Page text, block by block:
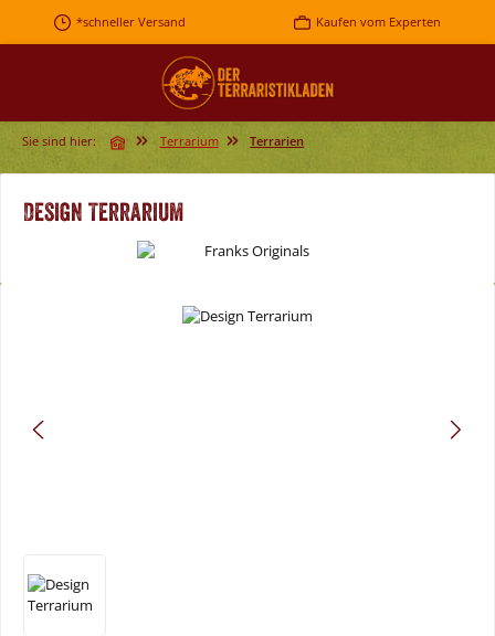
Zum Hauptinhalt springen
*schneller Versand Kaufen vom Experten
Sie sind hier: Terrarium Terrarien
Design Terrarium
Bildergalerie überspringen